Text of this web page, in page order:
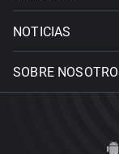
NOTICIAS
SOBRE